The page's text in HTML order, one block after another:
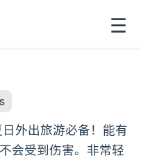
☰
外出旅游必备！能有
会受到伤害。非常轻